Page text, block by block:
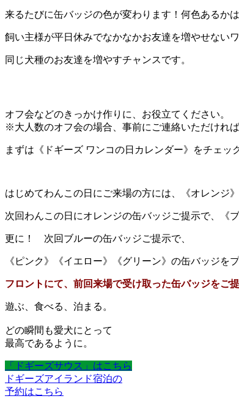
来るたびに缶バッジの色が変わります！何色あるかは
飼い主様が平日休みでなかなかお友達を増やせないワ
同じ犬種のお友達を増やすチャンスです。
オフ会などのきっかけ作りに、お役立てください。
※大人数のオフ会の場合、事前にご連絡いただけれ
まずは《ドギーズ ワンコの日カレンダー》をチェッ
はじめてわんこの日にご来場の方には、《オレンジ
次回わんこの日にオレンジの缶バッジご提示で、《
更に！ 次回ブルーの缶バッジご提示で、
《ピンク》《イエロー》《グリーン》の缶バッジを
フロントにて、前回来場で受け取った缶バッジをご
遊ぶ、食べる、泊まる。
どの瞬間も愛犬にとって
最高であるように。
「ドギーズサウス」はこちら
ドギーズアイランド宿泊の
予約はこちら